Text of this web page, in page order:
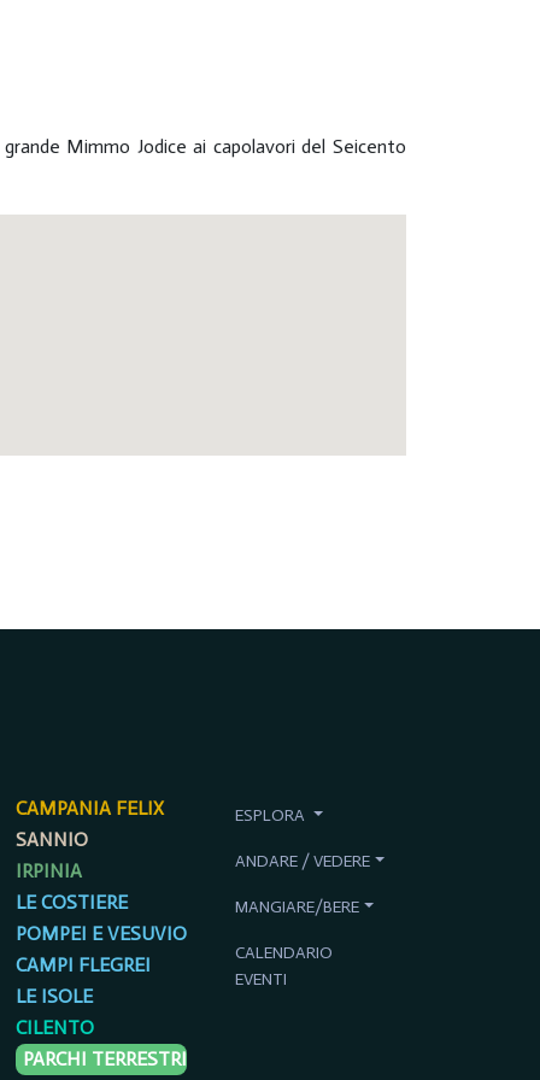
Mimmo Jodice ai capolavori del Seicento
CAMPANIA FELIX
SANNIO
IRPINIA
LE COSTIERE
POMPEI E VESUVIO
CAMPI FLEGREI
LE ISOLE
CILENTO
PARCHI TERRESTRI
ESPLORA
ANDARE / VEDERE
MANGIARE/BERE
CALENDARIO
EVENTI